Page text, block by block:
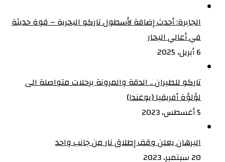
الجابرة: أحدث إضافة لأسطول تاركو البحرية – قوة حديثة
في أعالي البحار
6 أبريل، 2025
تاركو للطيران .. الدقة والمرونة برحلات متواصلة الى
لؤلؤة أفريقيا (يوغندا)
5 أغسطس، 2023
البرهان يعلن وقف إطلاق نار من جانب واحد
20 سبتمبر، 2023